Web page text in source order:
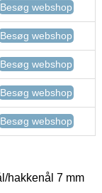
Besøg webshop
Besøg webshop
Besøg webshop
Besøg webshop
Besøg webshop
hakkenål 7 mm